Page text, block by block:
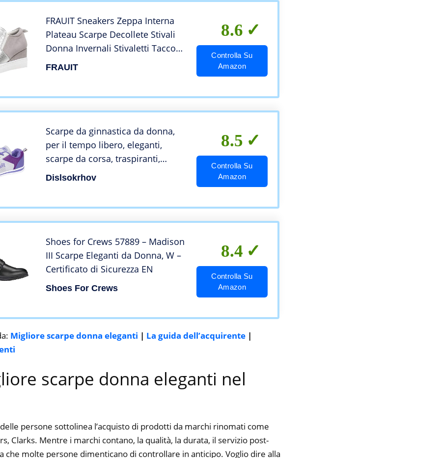
FRAUIT Sneakers Zeppa Interna
Plateau Scarpe Decollete Stivali
Donna Invernali Stivaletti Tacco
Ragazza Boots Scarponcini Pelle
FRAUIT
8.6
Controlla Su
Amazon
Scarpe da ginnastica da donna,
per il tempo libero, eleganti,
scarpe da corsa, traspiranti,
morbide, invernali, da corsa, per il
Dislsokrhov
8.5
Controlla Su
Amazon
Shoes for Crews 57889 – Madison
III Scarpe Eleganti da Donna, W –
Certificato di Sicurezza EN
Shoes For Crews
8.4
Controlla Su
Amazon
Migliore scarpe donna eleganti | La guida dell’acquirente |
scarpe donna eleganti nel
persone sottolinea l’acquisto di prodotti da marchi rinomati come
Clarks. Mentre i marchi contano, la qualità, la durata, il servizio post-
che molte persone dimenticano di controllare in anticipo. Voglio dire alla